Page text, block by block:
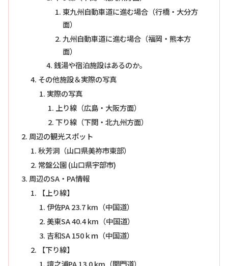
東九州自動車道に進む場合（行橋・大分方
面）
九州自動車道に進む場合（福岡・熊本方
面）
銭湯や宿泊施設はあるのか。
その他施設＆実際の写真
実際の写真
上り線（広島・大阪方面）
下り線（下関・北九州方面）
周辺の観光スポット
秋芳洞（山口県美祢市東部）
常盤公園 (山口県宇部市)
周辺のSA・PA情報
【上り線】
伊佐PA 23.7 km（中国道）
美東SA 40.4 km（中国道）
吉和SA 150ｋｍ（中国道）
【下り線】
壇之浦PA 13.0 km（関門道）